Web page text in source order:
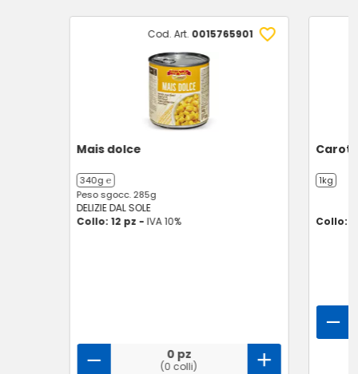
Cod. Art. 0015765901
Mais dolce
340g ℮
Peso sgocc. 285g
DELIZIE DAL SOLE
Collo: 12 pz - IVA 10%
0 pz
(0 colli)
1kg
Collo: